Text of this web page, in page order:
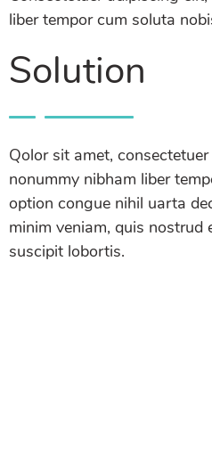
liber tempor cum soluta
Solution
Qolor sit amet,
nonummy nibham liber
option congue nihil uarta
minim veniam, quis nostrud
suscipit lobortis.